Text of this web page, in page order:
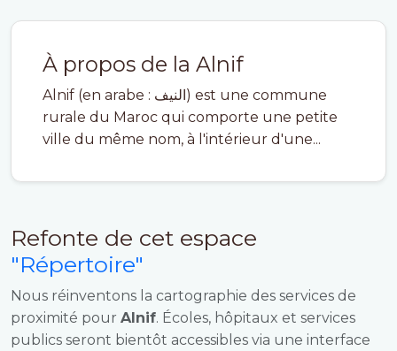
À propos de la Alnif
Alnif (en arabe : النيف) est une commune
rurale du Maroc qui comporte une petite
ville du même nom, à l'intérieur d'une...
Refonte de cet espace
"Répertoire"
Nous réinventons la cartographie des services de
proximité pour Alnif. Écoles, hôpitaux et services
publics seront bientôt accessibles via une interface